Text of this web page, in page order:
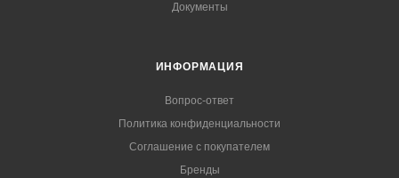
Документы
ИНФОРМАЦИЯ
Вопрос-ответ
Политика конфиденциальности
Соглашение с покупателем
Бренды